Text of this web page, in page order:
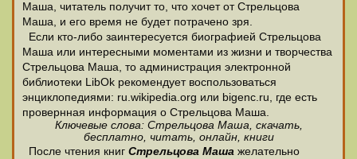
Маша, читатель получит то, что хочет от Стрельцова
Маша, и его время не будет потрачено зря.
Если кто-либо заинтересуется биографией Стрельцова
Маша или интересными моментами из жизни и творчества
Стрельцова Маша, то администрация электронной
библиотеки LibOk рекомендует воспользоваться
энциклопедиями: ru.wikipedia.org или bigenc.ru, где есть
провернная информация о Стрельцова Маша.
Ключевые слова: Стрельцова Маша, скачать,
бесплатно, читать, онлайн, книги
После чтения книг Стрельцова Маша желательно